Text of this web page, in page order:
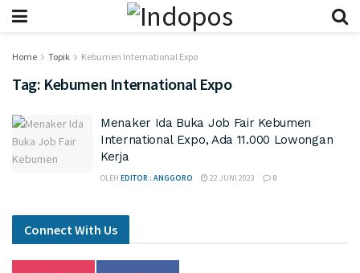
Home Topik Kebumen International Expo
Tag: Kebumen International Expo
Menaker Ida Buka Job Fair Kebumen
International Expo, Ada 11.000 Lowongan
Kerja
OLEH EDITOR : ANGGORO 22 JUNI 2023 0
Connect With Us